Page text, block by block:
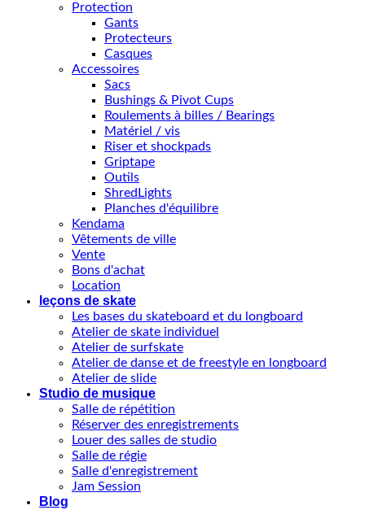
Protection
Gants
Protecteurs
Casques
Accessoires
Sacs
Bushings & Pivot Cups
Roulements à billes / Bearings
Matériel / vis
Riser et shockpads
Griptape
Outils
ShredLights
Planches d'équilibre
Kendama
Vêtements de ville
Vente
Bons d'achat
Location
leçons de skate
Les bases du skateboard et du longboard
Atelier de skate individuel
Atelier de surfskate
Atelier de danse et de freestyle en longboard
Atelier de slide
Studio de musique
Salle de répétition
Réserver des enregistrements
Louer des salles de studio
Salle de régie
Salle d'enregistrement
Jam Session
Blog